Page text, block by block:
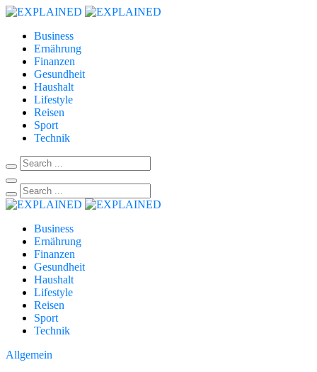
Business
Ernährung
Finanzen
Gesundheit
Haushalt
Lifestyle
Reisen
Sport
Technik
Business
Ernährung
Finanzen
Gesundheit
Haushalt
Lifestyle
Reisen
Sport
Technik
Allgemein